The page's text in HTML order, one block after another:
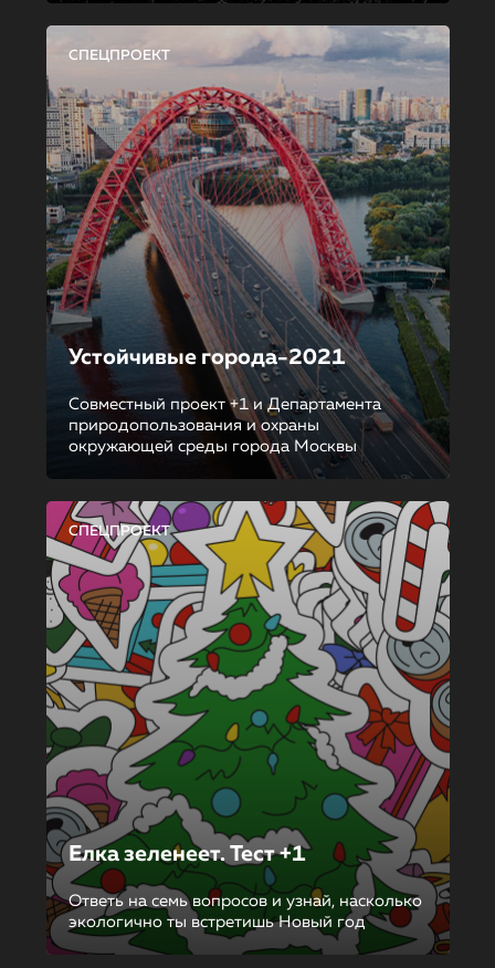
СПЕЦПРОЕКТ
Устойчивые города-2021
Совместный проект +1 и Департамента
природопользования и охраны
окружающей среды города Москвы
СПЕЦПРОЕКТ
Елка зеленеет. Тест +1
Ответь на семь вопросов и узнай, насколько
экологично ты встретишь Новый год